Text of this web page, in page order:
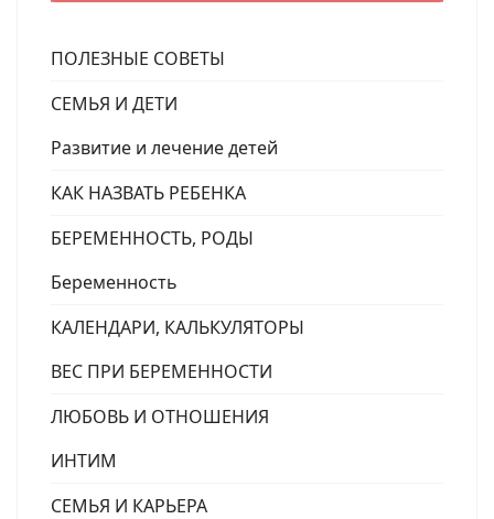
ПОЛЕЗНЫЕ СОВЕТЫ
СЕМЬЯ И ДЕТИ
Развитие и лечение детей
КАК НАЗВАТЬ РЕБЕНКА
БЕРЕМЕННОСТЬ, РОДЫ
Беременность
КАЛЕНДАРИ, КАЛЬКУЛЯТОРЫ
ВЕС ПРИ БЕРЕМЕННОСТИ
ЛЮБОВЬ И ОТНОШЕНИЯ
ИНТИМ
СЕМЬЯ И КАРЬЕРА